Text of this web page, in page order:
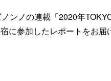
ンノの連載「2020年
に参加したレポートをお届